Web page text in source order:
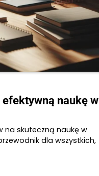
naukę w
na skuteczną naukę w
dla wszystkich,